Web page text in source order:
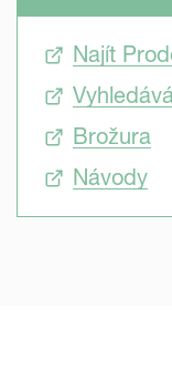
Najít
Brožura
Návody